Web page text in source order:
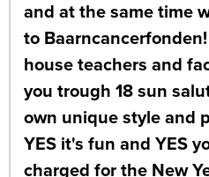
and at the same time
to
house teachers and
you trough 18 sun
own unique style and
YES it's fun and YES
charged for the New